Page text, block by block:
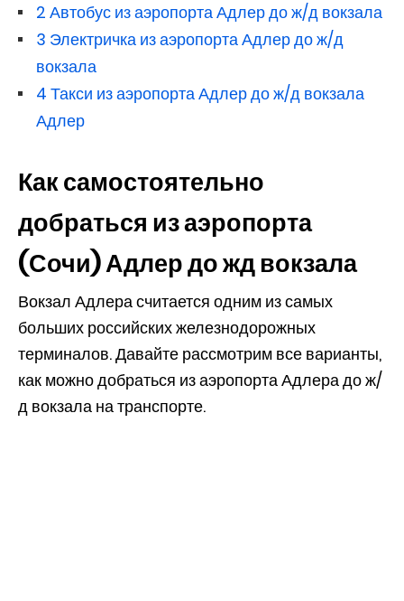
2 Автобус из аэропорта Адлер до ж/д вокзала
3 Электричка из аэропорта Адлер до ж/д
вокзала
4 Такси из аэропорта Адлер до ж/д вокзала
Адлер
Как самостоятельно
добраться из аэропорта
(Сочи) Адлер до жд вокзала
Вокзал Адлера считается одним из самых
больших российских железнодорожных
терминалов. Давайте рассмотрим все варианты,
как можно добраться из аэропорта Адлера до ж/
д вокзала на транспорте.